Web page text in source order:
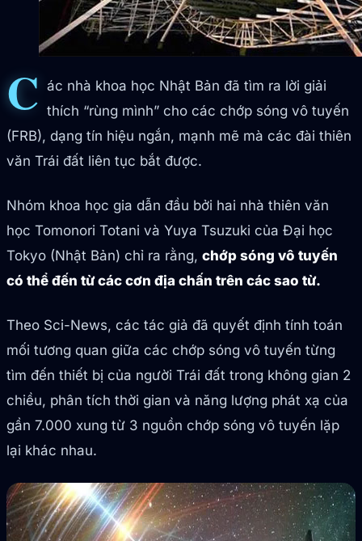
C ác nhà khoa học Nhật Bản đã tìm ra lời giải
thích “rùng mình” cho các chớp sóng vô tuyến
(FRB), dạng tín hiệu ngắn, mạnh mẽ mà các đài thiên
văn Trái đất liên tục bắt được.
Nhóm khoa học gia dẫn đầu bởi hai nhà thiên văn
học Tomonori Totani và Yuya Tsuzuki của Đại học
Tokyo (Nhật Bản) chỉ ra rằng, chớp sóng vô tuyến
có thể đến từ các cơn địa chấn trên các sao từ.
Theo Sci-News, các tác giả đã quyết định tính toán
mối tương quan giữa các chớp sóng vô tuyến từng
tìm đến thiết bị của người Trái đất trong không gian 2
chiều, phân tích thời gian và năng lượng phát xạ của
gần 7.000 xung từ 3 nguồn chớp sóng vô tuyến lặp
lại khác nhau.